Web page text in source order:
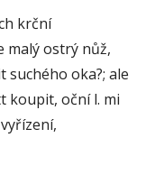
krční
malý ostrý nůž,
suchého oka?; ale
koupit, oční l. mi